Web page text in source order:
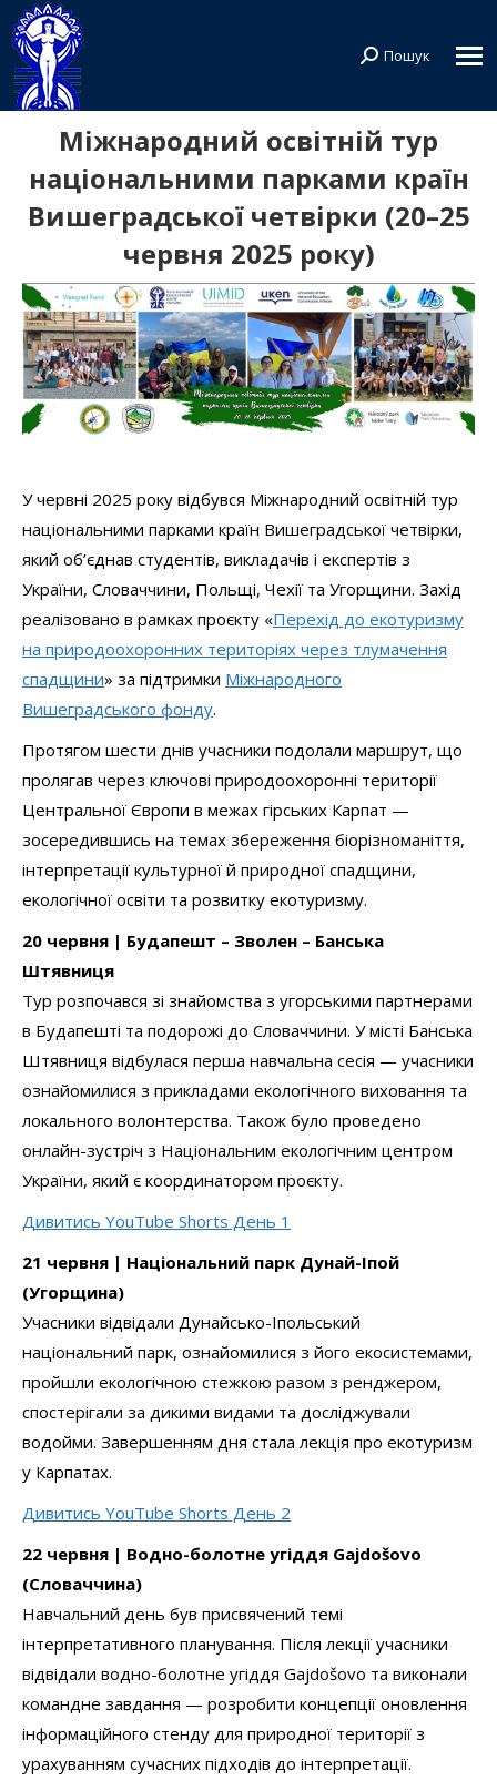
Search:
Пошук
Міжнародний освітній тур
національними парками країн
Вишеградської четвірки (20–25
червня 2025 року)
У червні 2025 року відбувся Міжнародний освітній тур
національними парками країн Вишеградської четвірки,
який об’єднав студентів, викладачів і експертів з
України, Словаччини, Польщі, Чехії та Угорщини. Захід
реалізовано в рамках проєкту «Перехід до екотуризму
на природоохоронних територіях через тлумачення
спадщини» за підтримки Міжнародного
Вишеградського фонду.
Протягом шести днів учасники подолали маршрут, що
пролягав через ключові природоохоронні території
Центральної Європи в межах гірських Карпат —
зосередившись на темах збереження біорізноманіття,
інтерпретації культурної й природної спадщини,
екологічної освіти та розвитку екотуризму.
20 червня | Будапешт – Зволен – Банська
Штявниця
Тур розпочався зі знайомства з угорськими партнерами
в Будапешті та подорожі до Словаччини. У місті Банська
Штявниця відбулася перша навчальна сесія — учасники
ознайомилися з прикладами екологічного виховання та
локального волонтерства. Також було проведено
онлайн-зустріч з Національним екологічним центром
України, який є координатором проєкту.
Дивитись YouTube Shorts День 1
21 червня | Національний парк Дунай-Іпой
(Угорщина)
Учасники відвідали Дунайсько-Іпольський
національний парк, ознайомилися з його екосистемами,
пройшли екологічною стежкою разом з ренджером,
спостерігали за дикими видами та досліджували
водойми. Завершенням дня стала лекція про екотуризм
у Карпатах.
Дивитись YouTube Shorts День 2
22 червня | Водно-болотне угіддя Gajdošovo
(Словаччина)
Навчальний день був присвячений темі
інтерпретативного планування. Після лекції учасники
відвідали водно-болотне угіддя Gajdošovo та виконали
командне завдання — розробити концепції оновлення
інформаційного стенду для природної території з
урахуванням сучасних підходів до інтерпретації.